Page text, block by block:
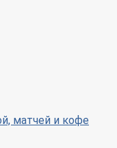
матчей и кофе